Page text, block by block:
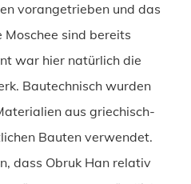
vorangetrieben und das
sind bereits
war hier natürlich die
Bautechnisch wurden
aus griechisch-
Bauten verwendet.
dass Obruk Han relativ